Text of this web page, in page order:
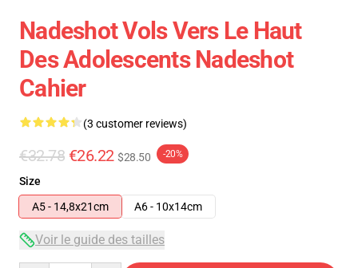
Nadeshot Vols Vers Le Haut
Des Adolescents Nadeshot
Cahier
(3 customer reviews)
€32.78 €26.22 $28.50 -20%
Size
A5 - 14,8x21cm
A6 - 10x14cm
Voir le guide des tailles